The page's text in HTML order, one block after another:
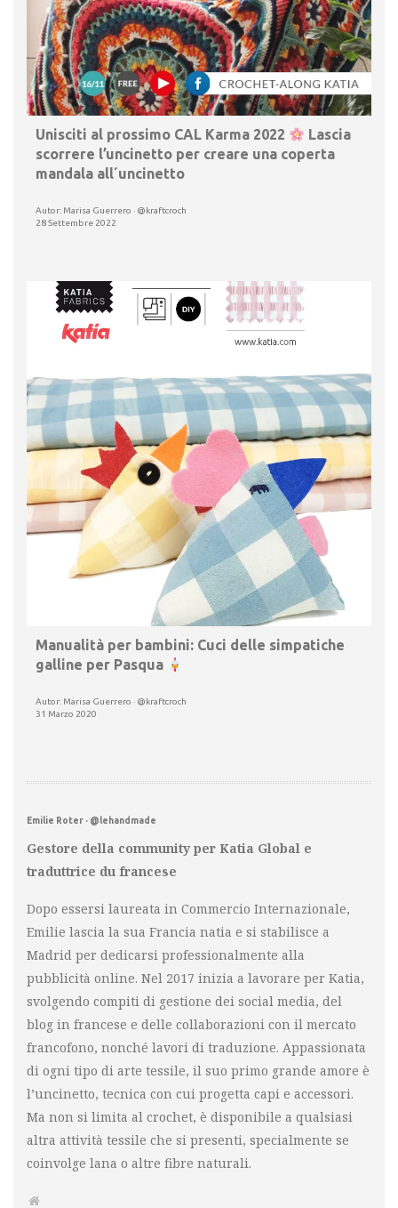
Unisciti al prossimo CAL Karma 2022
Lascia
scorrere l’uncinetto per creare una coperta
mandala all´uncinetto
Autor: Marisa Guerrero · @kraftcroch
28 Settembre 2022
Manualità per bambini: Cuci delle simpatiche
galline per Pasqua
Autor: Marisa Guerrero · @kraftcroch
31 Marzo 2020
Emilie Roter · @lehandmade
Gestore della community per Katia Global e
traduttrice du francese
Dopo essersi laureata in Commercio Internazionale,
Emilie lascia la sua Francia natia e si stabilisce a
Madrid per dedicarsi professionalmente alla
pubblicità online. Nel 2017 inizia a lavorare per Katia,
svolgendo compiti di gestione dei social media, del
blog in francese e delle collaborazioni con il mercato
francofono, nonché lavori di traduzione. Appassionata
di ogni tipo di arte tessile, il suo primo grande amore è
l’uncinetto, tecnica con cui progetta capi e accessori.
Ma non si limita al crochet, è disponibile a qualsiasi
altra attività tessile che si presenti, specialmente se
coinvolge lana o altre fibre naturali.